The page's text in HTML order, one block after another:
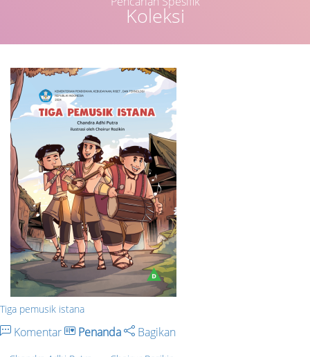
Koleksi
Tiga pemusik istana
Komentar Penanda Bagikan